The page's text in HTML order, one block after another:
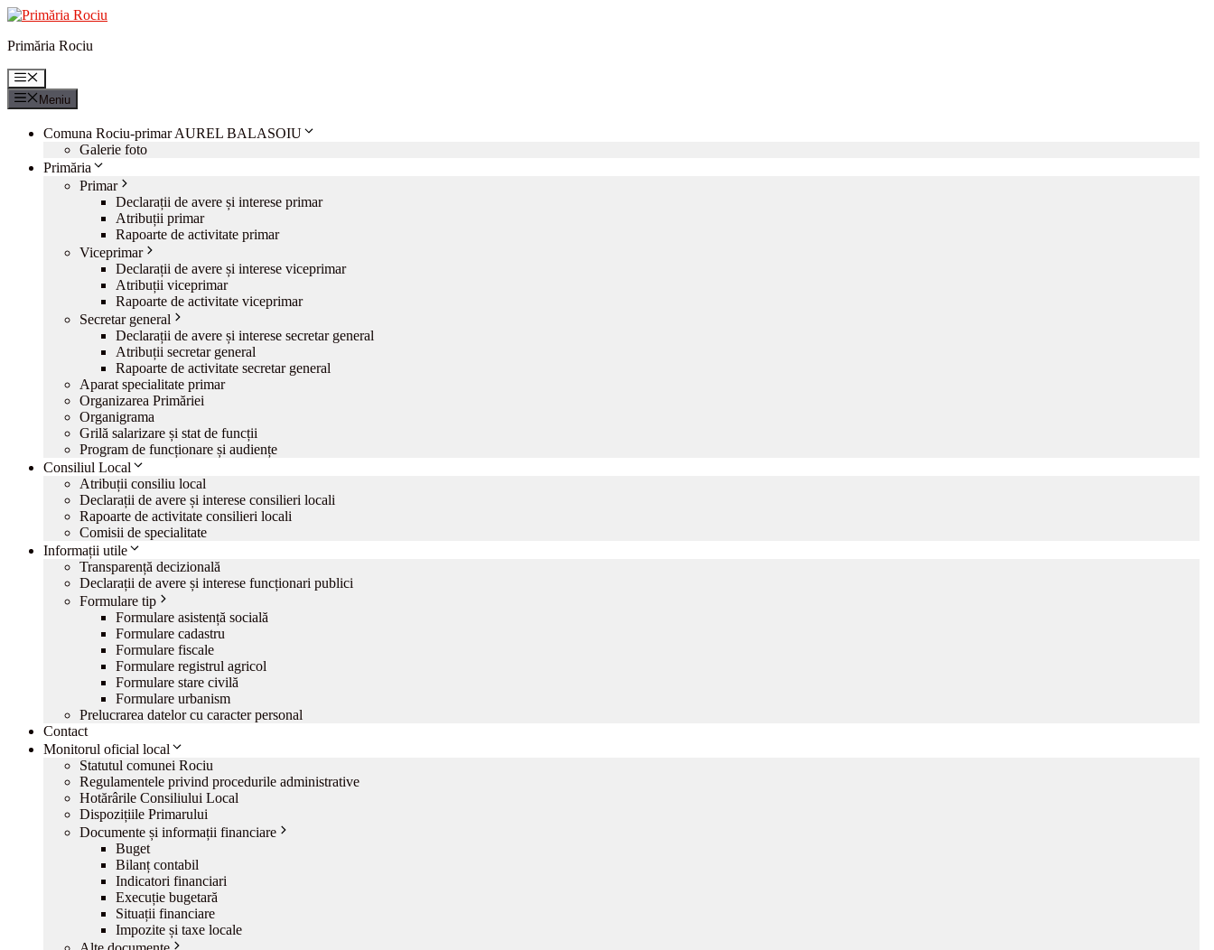
Sari
conținut
Primăria Rociu
Meniu
Meniu
Comuna Rociu-primar AUREL BALASOIU
Galerie foto
Primăria
Primar
Declarații de avere și interese primar
Atribuții primar
Rapoarte de activitate primar
Viceprimar
Declarații de avere și interese viceprimar
Atribuții viceprimar
Rapoarte de activitate viceprimar
Secretar general
Declarații de avere și interese secretar general
Atribuții secretar general
Rapoarte de activitate secretar general
Aparat specialitate primar
Organizarea Primăriei
Organigrama
Grilă salarizare și stat de funcții
Program de funcționare și audiențe
Consiliul Local
Atribuții consiliu local
Declarații de avere și interese consilieri locali
Rapoarte de activitate consilieri locali
Comisii de specialitate
Informații utile
Transparență decizională
Declarații de avere și interese funcționari publici
Formulare tip
Formulare asistență socială
Formulare cadastru
Formulare fiscale
Formulare registrul agricol
Formulare stare civilă
Formulare urbanism
Prelucrarea datelor cu caracter personal
Contact
Monitorul oficial local
Statutul comunei Rociu
Regulamentele privind procedurile administrative
Hotărârile Consiliului Local
Dispozițiile Primarului
Documente și informații financiare
Buget
Bilanț contabil
Indicatori financiari
Execuție bugetară
Situații financiare
Impozite și taxe locale